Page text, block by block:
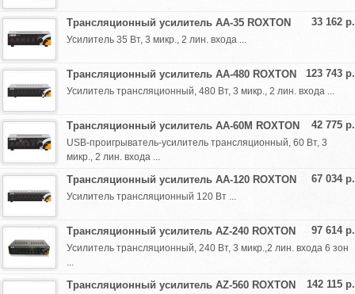
33 162 р.
Трансляционный усилитель AA-35 ROXTON
Усилитель 35 Вт, 3 микр., 2 лин. входа ...
123 743 р.
Трансляционный усилитель AA-480 ROXTON
Усилитель трансляционный, 480 Вт, 3 микр., 2 лин. входа ...
42 775 р.
Трансляционный усилитель AA-60M ROXTON
USB-проигрыватель-усилитель трансляционный, 60 Вт, 3
микр., 2 лин. входа ...
67 034 р.
Трансляционный усилитель AA-120 ROXTON
Усилитель трансляционный 120 Вт ...
97 614 р.
Трансляционный усилитель AZ-240 ROXTON
Усилитель трансляционный, 240 Вт, 3 микр.,2 лин. входа 6 зон
...
142 115 р.
Трансляционный усилитель AZ-560 ROXTON